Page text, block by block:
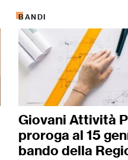
BANDI
Giovani Attività
proroga al 15
bando della